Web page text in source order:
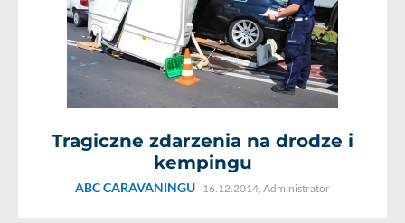
Tragiczne zdarzenia na drodze i
kempingu
ABC CARAVANINGU 16.12.2014, Administrator